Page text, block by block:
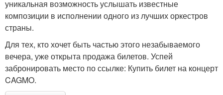
уникальная возможность услышать известные
композиции в исполнении одного из лучших оркестров
страны.
Для тех, кто хочет быть частью этого незабываемого
вечера, уже открыта продажа билетов. Успей
забронировать место по ссылке: Купить билет на концерт
CAGMO.